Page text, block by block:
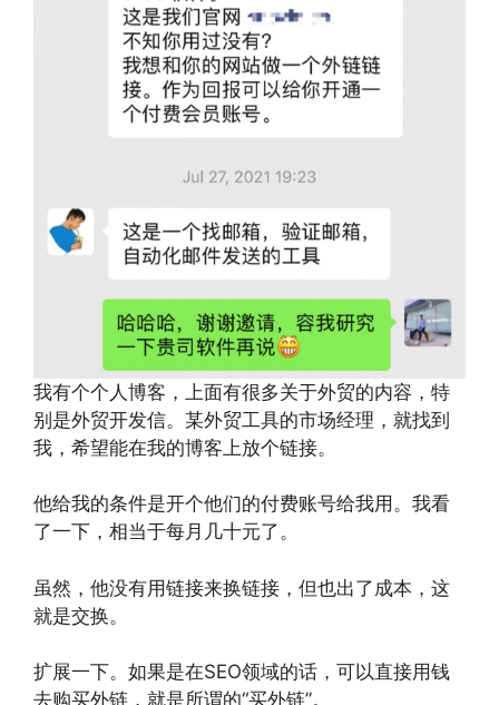
我有个个人博客，上面有很多关于外贸的内容，特
别是外贸开发信。某外贸工具的市场经理，就找到
我，希望能在我的博客上放个链接。
他给我的条件是开个他们的付费账号给我用。我看
了一下，相当于每月几十元了。
虽然，他没有用链接来换链接，但也出了成本，这
就是交换。
扩展一下。如果是在SEO领域的话，可以直接用钱
去购买外链，就是所谓的“买外链”。